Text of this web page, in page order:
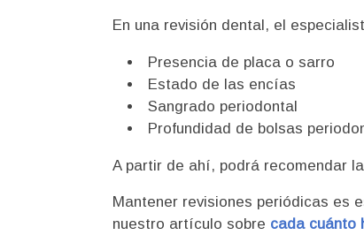
En una revisión dental, el
Presencia de placa o sarro
Estado de las encías
Sangrado periodontal
Profundidad de bolsas
A partir de ahí, podrá recomendar
Mantener revisiones periódicas es
nuestro artículo sobre cada cuánto